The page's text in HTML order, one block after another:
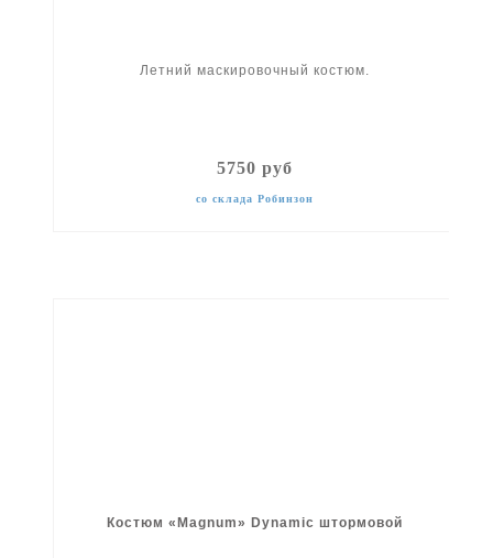
Летний маскировочный костюм.
5750 руб
со склада Робинзон
Костюм «Magnum» Dynamic штормовой